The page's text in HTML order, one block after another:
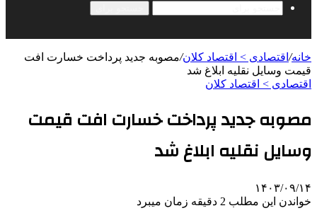
خانه/ اقتصادی > اقتصاد کلان/مصوبه جدید پرداخت خسارت افت
قیمت وسایل نقلیه ابلاغ شد
اقتصادی > اقتصاد کلان
مصوبه جدید پرداخت خسارت افت قیمت
وسایل نقلیه ابلاغ شد
۱۴۰۳/۰۹/۱۴
خواندن این مطلب 2 دقیقه زمان میبرد